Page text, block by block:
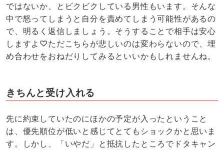
ではないか、とビクビクしている男性もいます。そんな
中で怒ってしまうと自分を責めてしまう可能性があるの
で、明るく返信しましょう。そうすることで相手は安心
しますよ♡ただこちらが悲しいのは変わらないので、埋
め合わせをおねだりしてみるといいかもしれませんね。
きちんと受け入れる
先に約束していたのにほかの予定が入ったということ
は、優先順位が低いと感じてとてもショックかと思いま
す。しかし、「いやだ」と抵抗したところでドタキャン